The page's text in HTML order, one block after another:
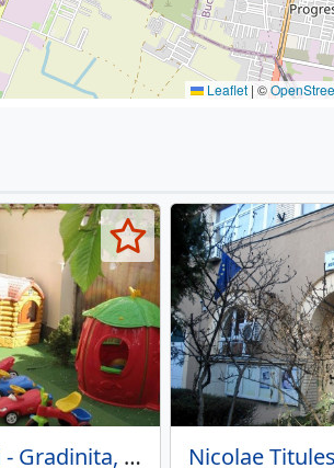
Leaflet | ©
Mami si Tati - Gradinita, Before & After School